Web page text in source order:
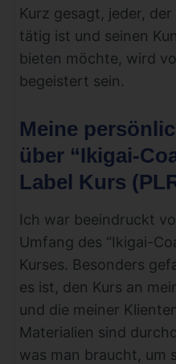
Kurz gesagt, jeder,
tätig ist und seinen
bieten möchte, wird
begeistert sein.
Meine
über “Ikigai-
Label Kurs
Ich war beeindruckt
Umfang des “Ikigai-
Kurses. Besonders
es ist, den Kurs an
und die meiner
Materialien sind
was man braucht, um